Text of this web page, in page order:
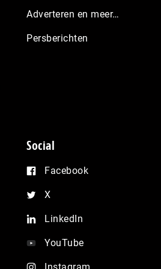
Adverteren en meer…
Persberichten
Social
Facebook
X
LinkedIn
YouTube